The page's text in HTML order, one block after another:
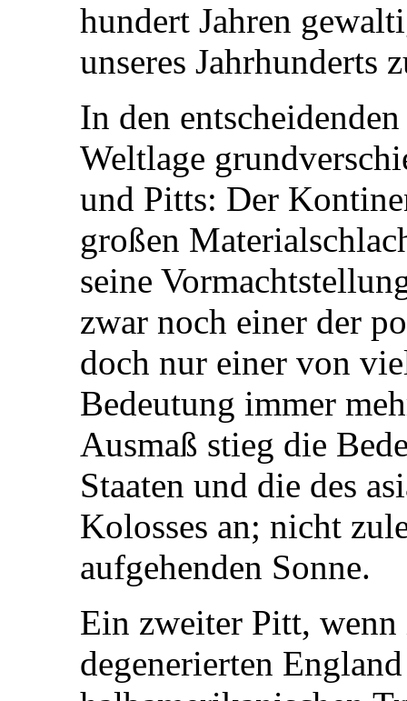
hundert Jahren
unseres Jahrhunderts
In den
Weltlage
und Pitts: Der
großen
seine
zwar noch einer der
doch nur einer von
Bedeutung immer
Ausmaß stieg die
Staaten und die des
Kolosses an; nicht
aufgehenden Sonne.
Ein zweiter Pitt,
degenerierten